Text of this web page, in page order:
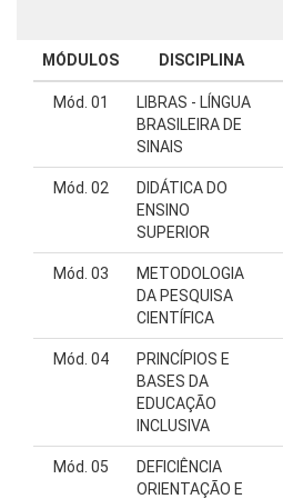
MÓDULOS DISCIPLINA
Mód. 01
LIBRAS - LÍNGUA
BRASILEIRA DE
SINAIS
Mód. 02
DIDÁTICA DO
ENSINO
SUPERIOR
Mód. 03
METODOLOGIA
DA PESQUISA
CIENTÍFICA
Mód. 04
PRINCÍPIOS E
BASES DA
EDUCAÇÃO
INCLUSIVA
Mód. 05
DEFICIÊNCIA
ORIENTAÇÃO E